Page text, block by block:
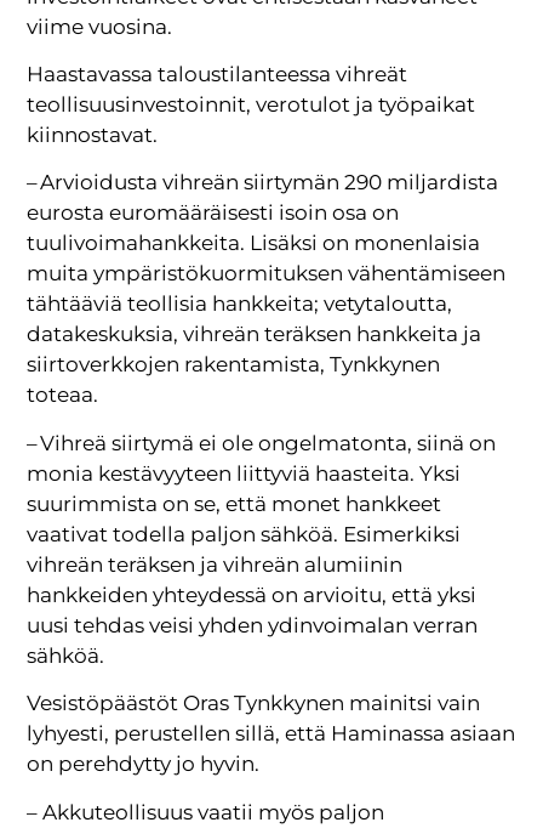
viime vuosina.
Haastavassa taloustilanteessa vihreät
teollisuusinvestoinnit, verotulot ja työpaikat
kiinnostavat.
– Arvioidusta vihreän siirtymän 290 miljardista
eurosta euromääräisesti isoin osa on
tuulivoimahankkeita. Lisäksi on monenlaisia
muita ympäristökuormituksen vähentämiseen
tähtääviä teollisia hankkeita; vetytaloutta,
datakeskuksia, vihreän teräksen hankkeita ja
siirtoverkkojen rakentamista, Tynkkynen
toteaa.
– Vihreä siirtymä ei ole ongelmatonta, siinä on
monia kestävyyteen liittyviä haasteita. Yksi
suurimmista on se, että monet hankkeet
vaativat todella paljon sähköä. Esimerkiksi
vihreän teräksen ja vihreän alumiinin
hankkeiden yhteydessä on arvioitu, että yksi
uusi tehdas veisi yhden ydinvoimalan verran
sähköä.
Vesistöpäästöt Oras Tynkkynen mainitsi vain
lyhyesti, perustellen sillä, että Haminassa asiaan
on perehdytty jo hyvin.
– Akkuteollisuus vaatii myös paljon